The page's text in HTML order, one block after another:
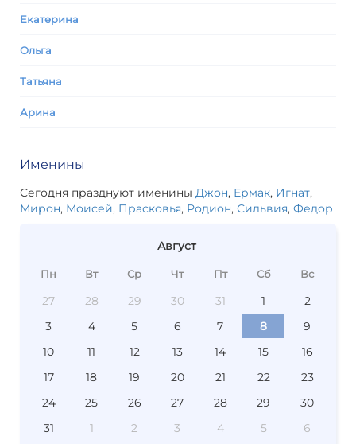
Екатерина
Ольга
Татьяна
Арина
Именины
Сегодня празднуют именины Джон, Ермак, Игнат,
Мирон, Моисей, Прасковья, Родион, Сильвия, Федор
Август
Пн Вт Ср Чт Пт Сб Вс
27 28 29 30 31 1
2
3
4 5 6 7 8
9
10
11 12 13 14 15
16
17
18 19 20 21 22
23
24
25 26 27 28 29
30
31
1 2 3 4 5 6